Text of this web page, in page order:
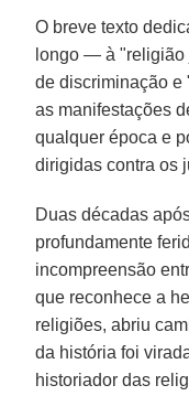
O breve texto
longo — à "religião
de discriminação e
as manifestações
qualquer época e
dirigidas contra os
Duas décadas
profundamente
incompreensão
que reconhece a
religiões, abriu
da história foi
historiador das